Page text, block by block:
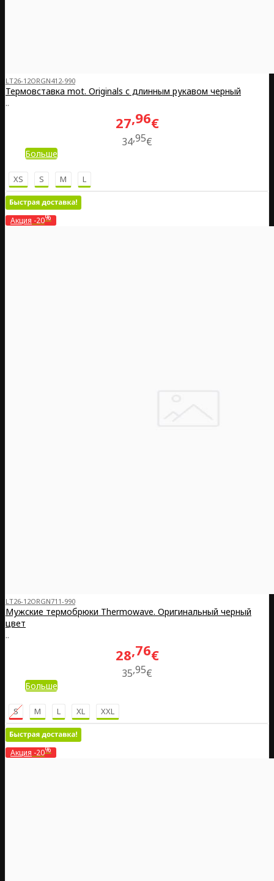
LT26-12ORGN412-990
Термовставка mot. Originals с длинным рукавом черный
..
27 96€
3495€
Больше
XS S M L
Акция -20%
LT26-12ORGN711-990
Мужские термобрюки Thermowave. Оригинальный черный
цвет
..
28 76€
35 95€
Больше
S M L XL XXL
Акция -20%